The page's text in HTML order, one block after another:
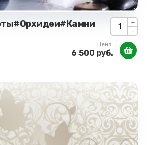
+
-
Цена:
6 500 руб.